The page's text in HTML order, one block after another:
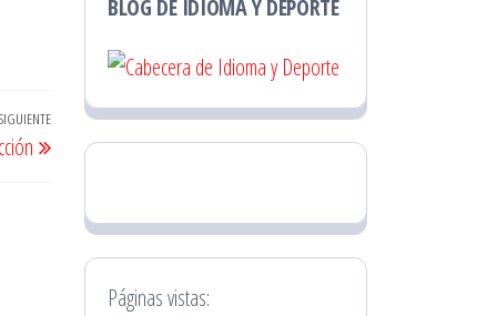
Entrada
siguiente
SIGUIENTE
BLOG DE IDIOMA Y DEPORTE
Páginas vistas: